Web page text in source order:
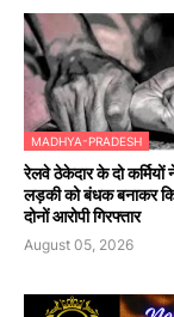
MADHYA-PRADESH
रेलवे ठेकेदार के दो
लड़की को बंधक बनाकर
दोनों आरोपी गिरफ्तार
August 05, 2026